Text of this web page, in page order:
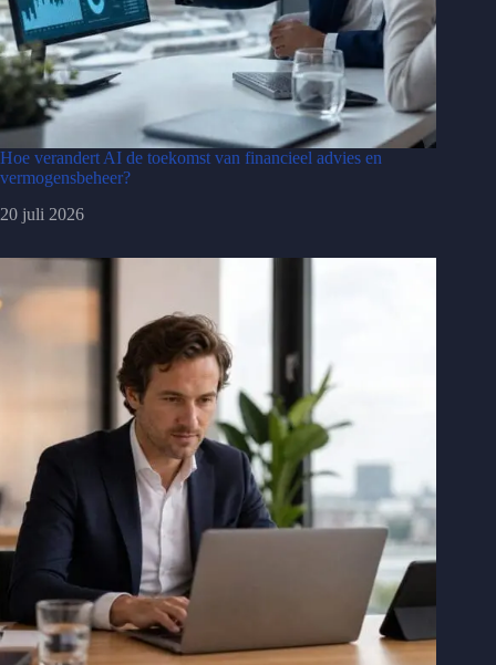
Hoe verandert AI de toekomst van financieel advies en
vermogensbeheer?
20 juli 2026